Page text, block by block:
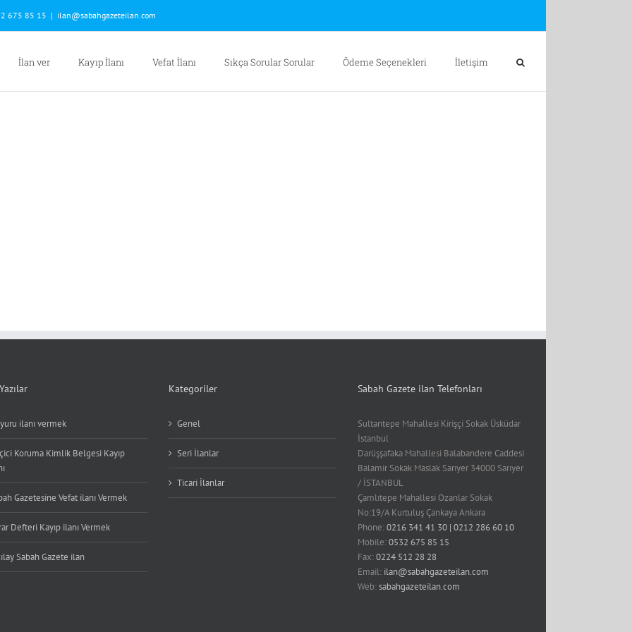
675 85 15 | ilan@sabahgazeteilan.com
İlan ver Kayıp İlanı Vefat İlanı Sıkça Sorular Sorular Ödeme Seçenekleri İletişim
ilanı vermek
Koruma Kimlik Belgesi Kayıp
Gazetesine Vefat ilanı Vermek
Defteri Kayıp ilanı Vermek
Sabah Gazete ilan
Kategoriler
Genel
Seri İlanlar
Ticari İlanlar
Sabah Gazete ilan Telefonları
Sultantepe Mahallesi Kirişçi Sokak Üsküdar
İstanbul
Darüşşafaka Mahallesi Balabandere Caddesi
Balamir Sokak Maslak Sarıyer 34000 Sarıyer
/ İSTANBUL
Çamlıtepe Mahallesi Ozanlar Sokak
No:19/A Kurtuluş Çankaya Ankara
Phone:0216 341 41 30 | 0212 286 60 10
Mobile:0532 675 85 15
Fax:0224 512 28 28
Email: ilan@sabahgazeteilan.com
Web:sabahgazeteilan.com